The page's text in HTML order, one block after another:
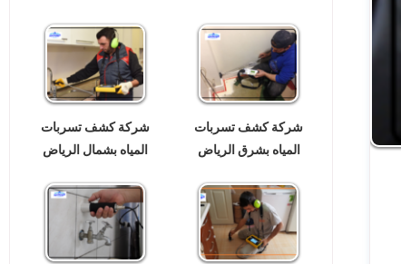
شركة كشف تسربات
المياه بشرق الرياض
شركة كشف تسربات
المياه بشمال الرياض